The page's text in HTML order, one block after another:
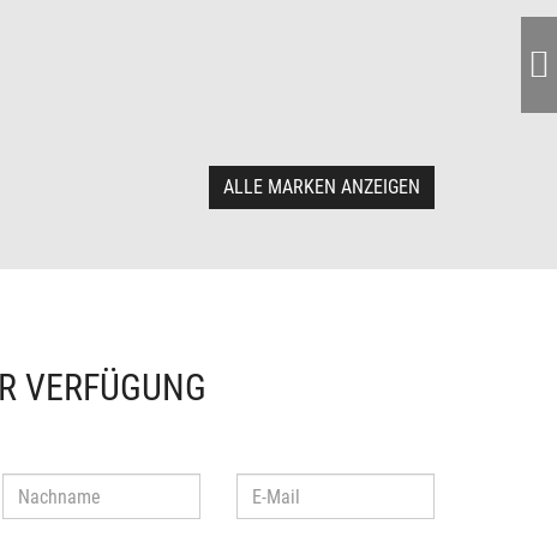
ALLE MARKEN ANZEIGEN
VERFÜGUNG